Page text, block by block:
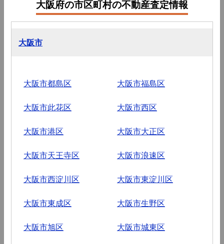
大阪府の市区町村の不動産査定情報
大阪市
大阪市都島区 大阪市福島区
大阪市此花区 大阪市西区
大阪市港区 大阪市大正区
大阪市天王寺区 大阪市浪速区
大阪市西淀川区 大阪市東淀川区
大阪市東成区 大阪市生野区
大阪市旭区 大阪市城東区